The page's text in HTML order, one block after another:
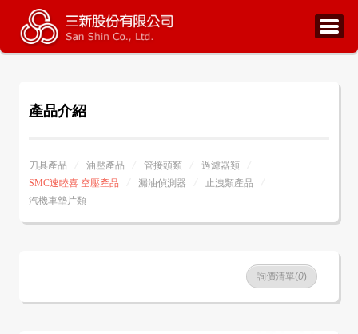
產品介紹
刀具產品 油壓產品 管接頭類
過濾器類
SMC速睦喜 空壓產品
漏油偵測器
止洩類產品
汽機車墊片類
詢價清單(0)